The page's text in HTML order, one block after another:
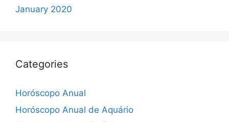
January 2020
Categories
Horóscopo Anual
Horóscopo Anual de Aquário